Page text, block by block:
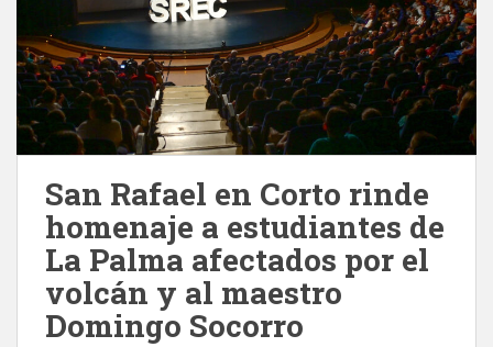
San Rafael en Corto rinde
homenaje a estudiantes de
La Palma afectados por el
volcán y al maestro
Domingo Socorro